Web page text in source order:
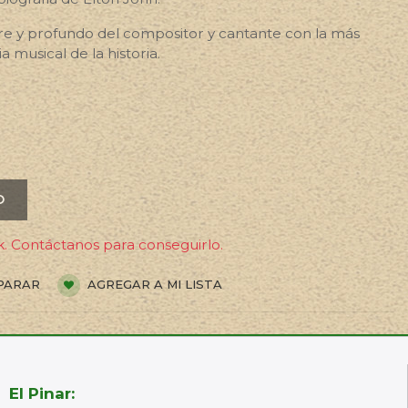
y profundo del compositor y cantante con la más
musical de la historia.
Contáctanos para conseguirlo.
AGREGAR A MI LISTA
El Pinar: